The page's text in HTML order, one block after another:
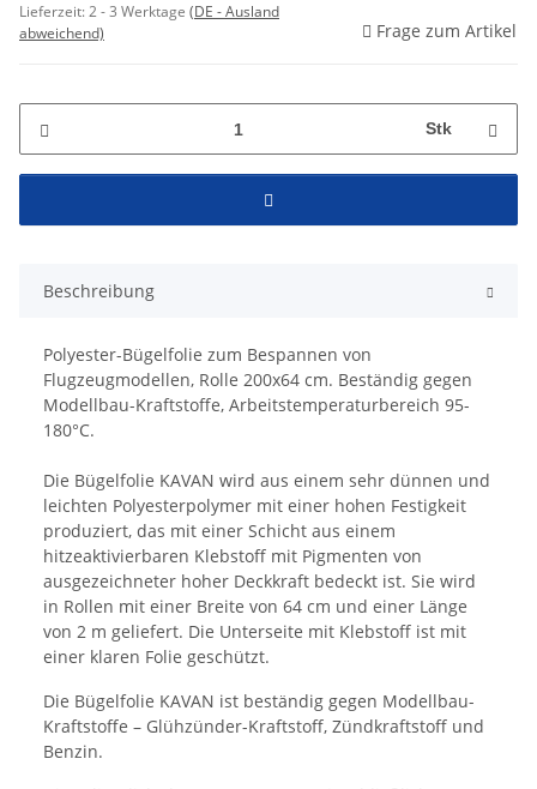
Lieferzeit:2 - 3 Werktage (DE - Ausland
abweichend)
Frage zum Artikel
Stk
Beschreibung
Polyester-Bügelfolie zum Bespannen von
Flugzeugmodellen, Rolle 200x64 cm. Beständig gegen
Modellbau-Kraftstoffe, Arbeitstemperaturbereich 95-
180°C.
Die Bügelfolie KAVAN wird aus einem sehr dünnen und
leichten Polyesterpolymer mit einer hohen Festigkeit
produziert, das mit einer Schicht aus einem
hitzeaktivierbaren Klebstoff mit Pigmenten von
ausgezeichneter hoher Deckkraft bedeckt ist. Sie wird
in Rollen mit einer Breite von 64 cm und einer Länge
von 2 m geliefert. Die Unterseite mit Klebstoff ist mit
einer klaren Folie geschützt.
Die Bügelfolie KAVAN ist beständig gegen Modellbau-
Kraftstoffe – Glühzünder-Kraftstoff, Zündkraftstoff und
Benzin.